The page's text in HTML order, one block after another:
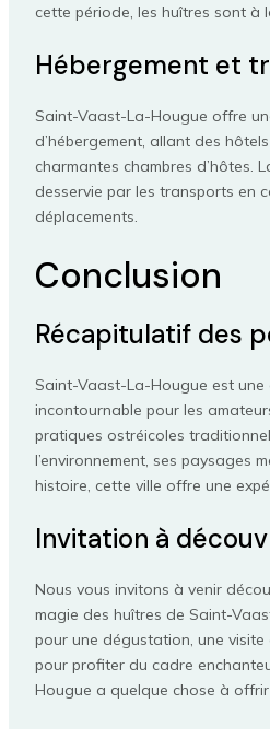
cette période, les huîtres sont à
Hébergement et
Saint-Vaast-La-Hougue offre
d’hébergement, allant des
charmantes chambres d’hôtes.
desservie par les transports en
déplacements.
Conclusion
Récapitulatif des
Saint-Vaast-La-Hougue est
incontournable pour les
pratiques ostréicoles
l’environnement, ses paysages
histoire, cette ville offre une
Invitation à
Nous vous invitons à venir
magie des huîtres de Saint-
pour une dégustation, une visite
pour profiter du cadre
Hougue a quelque chose à